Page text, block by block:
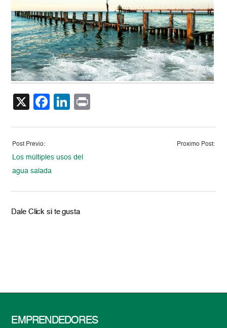
X Facebook
LinkedIn
Post Previo:
Los múltiples usos del
agua salada
Proximo Post:
Dale Click si te gusta
EMPRENDEDORES